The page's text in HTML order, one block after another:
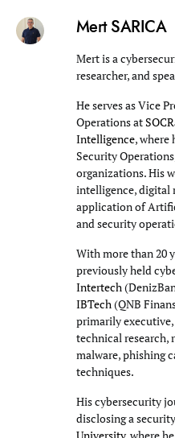
Mert SARICA
Mert is a
researcher, and
He serves as Vice
Operations at
Intelligence, where
Security
organizations. His
intelligence, digital
application of
and security
With more than 20
previously held
Intertech
IBTech (QNB
primarily
technical research,
malware, phishing
techniques.
His cybersecurity
disclosing a
University, where